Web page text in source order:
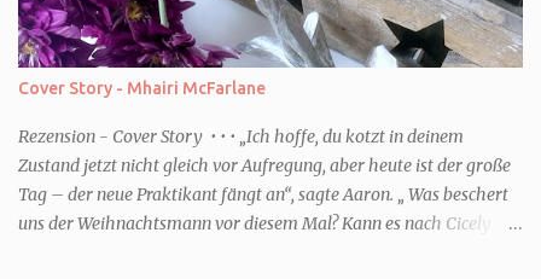
dazu. Ihr liebt es Sonnenuntergänge zu beobachten und genießt
einfach jeden Moment. Dann seid ihr wie ich der Typ Genießer.
Hier empfehle ich tatsächlich Düfte die zur Jahreszeit passen, weil
ihr dann bessere entspannen könnt. Zum Beispiel ein Duschgel mit
einem frisch-fruchtigen Duft, wie die Kneipp Aroma-Pflegedusche
“ Sommer Flirt ...
Cover Story - Mhairi McFarlane
Rezension - Cover Story • • • „Ich hoffe, du kotzt in deinem
Zustand jetzt nicht gleich vor Aufregung, aber heute ist der große
Tag – der neue Praktikant fängt an“, sagte Aaron. „ Was beschert
uns der Weihnachtsmann vor diesem Mal? Kann es nach Cicely